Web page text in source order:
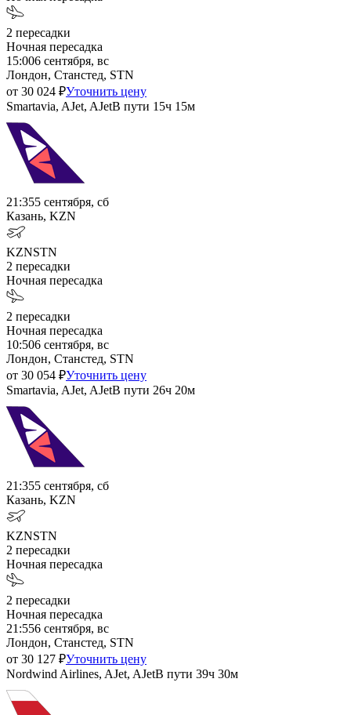
2 пересадки
Ночная пересадка
15:006 сентября, вс
Лондон, Станстед, STN
от 30 024 ₽Уточнить цену
Smartavia, AJet, AJetВ пути 15ч 15м
21:355 сентября, сб
Казань, KZN
KZNSTN
2 пересадки
Ночная пересадка
2 пересадки
Ночная пересадка
10:506 сентября, вс
Лондон, Станстед, STN
от 30 054 ₽Уточнить цену
Smartavia, AJet, AJetВ пути 26ч 20м
21:355 сентября, сб
Казань, KZN
KZNSTN
2 пересадки
Ночная пересадка
2 пересадки
Ночная пересадка
21:556 сентября, вс
Лондон, Станстед, STN
от 30 127 ₽Уточнить цену
Nordwind Airlines, AJet, AJetВ пути 39ч 30м